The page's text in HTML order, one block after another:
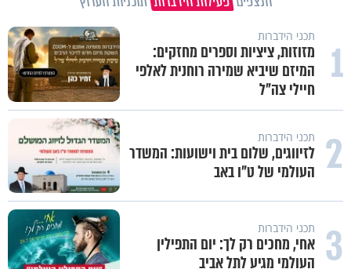
1 תכני הידברות
מזוזות, ציציות וספרים מחזקים:
המיזם שיביא שמירה רוחנית לאלפי
חיילי צה"ל
2 תכני הידברות
לזיווגים, שלום בית וישועות: המשדר
העולמי של ט"ו באב
3 תכני הידברות
אחי, מחכים רק לך: יום התפילין
העולמי מגיע לתל אביב